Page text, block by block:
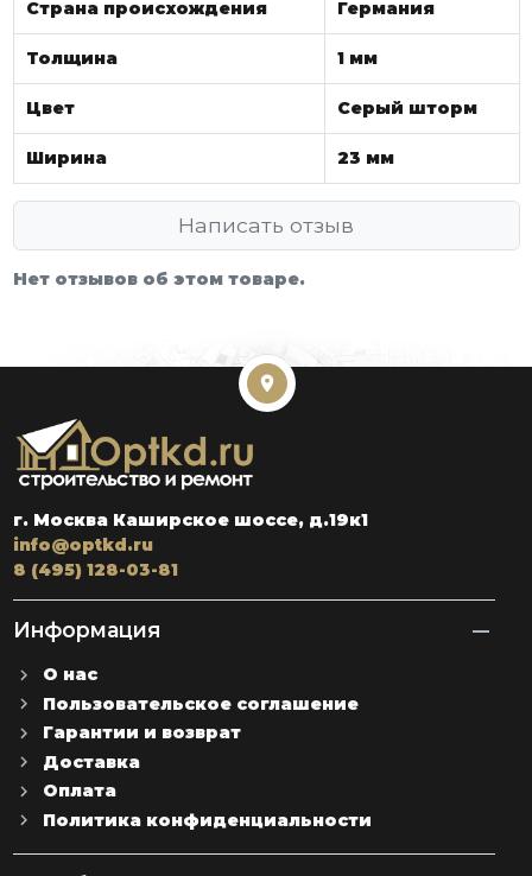
Страна происхождения Германия
Толщина 1 мм
Цвет Серый шторм
Ширина 23 мм
Написать отзыв
Нет отзывов об этом товаре.
г. Москва Каширское шоссе, д.19к1
info@optkd.ru
8 (495) 128-03-81
Информация
О нас
Пользовательское соглашение
Гарантии и возврат
Доставка
Оплата
Политика конфиденциальности